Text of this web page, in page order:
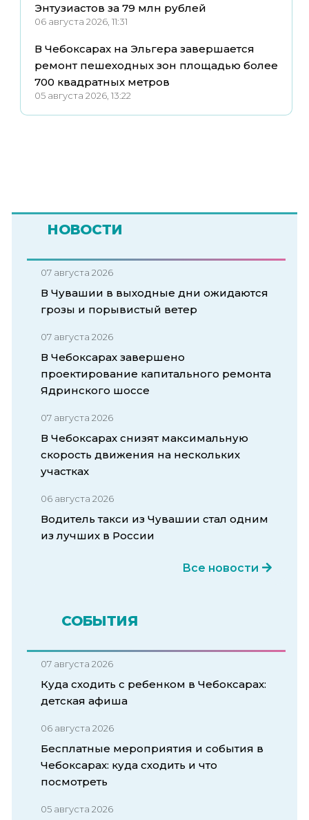
Энтузиастов за 79 млн рублей
06 августа 2026, 11:31
В Чебоксарах на Эльгера завершается
ремонт пешеходных зон площадью более
700 квадратных метров
05 августа 2026, 13:22
НОВОСТИ
07 августа 2026
В Чувашии в выходные дни ожидаются
грозы и порывистый ветер
07 августа 2026
В Чебоксарах завершено
проектирование капитального ремонта
Ядринского шоссе
07 августа 2026
В Чебоксарах снизят максимальную
скорость движения на нескольких
участках
06 августа 2026
Водитель такси из Чувашии стал одним
из лучших в России
Все новости
СОБЫТИЯ
07 августа 2026
Куда сходить с ребенком в Чебоксарах:
детская афиша
06 августа 2026
Бесплатные мероприятия и события в
Чебоксарах: куда сходить и что
посмотреть
05 августа 2026